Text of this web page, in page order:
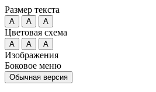
Размер текста
A A A
Цветовая схема
A A A
Изображения
Боковое меню
Обычная версия